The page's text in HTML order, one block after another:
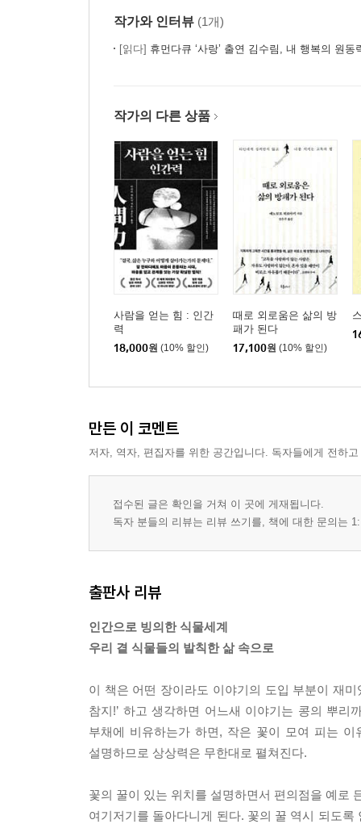
작가와 인터뷰 (1개)
[읽다] 휴먼다큐 ‘사랑’ 출연 김수림, 내 행복의 원동
작가의 다른 상품
사람을 얻는 힘 : 인간
력
18,000원 (10% 할인)
때로 외로움은 삶의 방
패가 된다
17,100원 (10% 할인)
만든 이 코멘트
저자, 역자, 편집자를 위한 공간입니다. 독자들에게 전하
접수된 글은 확인을 거쳐 이 곳에 게재됩니다.
독자 분들의 리뷰는 리뷰 쓰기를, 책에 대한 문의는
출판사 리뷰
인간으로 빙의한 식물세계
우리 곁 식물들의 발칙한 삶 속으로
이 책은 어떤 장이라도 이야기의 도입 부분이 재
참지!’ 하고 생각하면 어느새 이야기는 콩의 뿌
부채에 비유하는가 하면, 작은 꽃이 모여 피는
설명하므로 상상력은 무한대로 펼쳐진다.
꽃의 꿀이 있는 위치를 설명하면서 편의점을 예로
여기저기를 돌아다니게 된다. 꽃의 꿀 역시 되도